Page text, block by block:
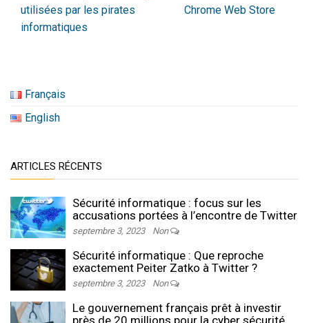
utilisées par les pirates
informatiques
Chrome Web Store
Français
English
ARTICLES RÉCENTS
Sécurité informatique : focus sur les
accusations portées à l’encontre de Twitter
septembre 3, 2023 Non
Sécurité informatique : Que reproche
exactement Peiter Zatko à Twitter ?
septembre 3, 2023 Non
Le gouvernement français prêt à investir
près de 20 millions pour la cyber sécurité